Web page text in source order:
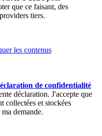
que ce faisant, des
tiers.
les contenus
de confidentialité
déclaration. J'accepte que
collectées et stockées
demande.